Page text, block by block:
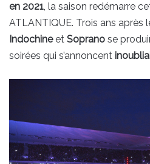
en 2021, la saison redémarre
ATLANTIQUE. Trois ans après
Indochineet Soprano se
soirées qui s’annoncent